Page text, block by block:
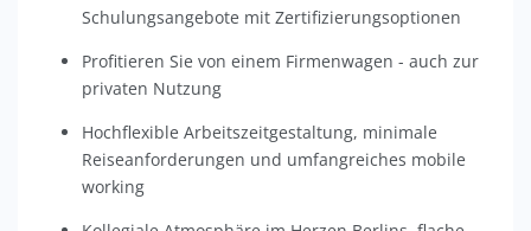
Schulungsangebote mit Zertifizierungsoptionen
Profitieren Sie von einem Firmenwagen - auch zur
privaten Nutzung
Hochflexible Arbeitszeitgestaltung, minimale
Reiseanforderungen und umfangreiches mobile
working